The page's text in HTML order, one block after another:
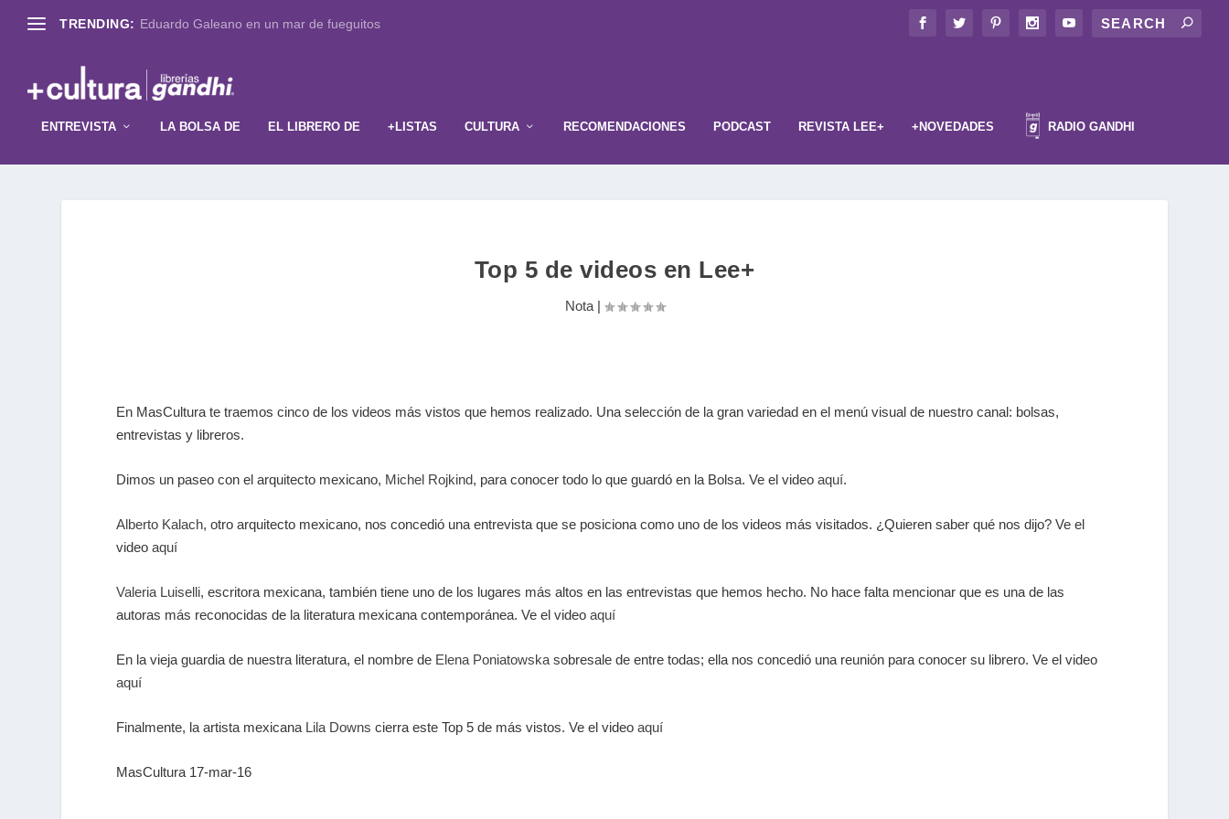
TRENDING: Eduardo Galeano en un mar de fueguitos
ENTREVISTA LA BOLSA DE EL LIBRERO DE +LISTAS CULTURA RECOMENDACIONES PODCAST REVISTA LEE+ +NOVEDADES RADIO GANDHI
Top 5 de videos en Lee+
Nota|
En MasCultura te traemos cinco de los videos más vistos que hemos realizado. Una selección de la gran variedad en el menú visual de nuestro canal: bolsas,
entrevistas y libreros.
Dimos un paseo con el arquitecto mexicano, Michel Rojkind, para conocer todo lo que guardó en la Bolsa. Ve el videoaquí.
Alberto Kalach, otro arquitecto mexicano, nos concedió una entrevista que se posiciona como uno de los videos más visitados. ¿Quieren saber qué nos dijo? Ve el
videoaquí
Valeria Luiselli, escritora mexicana, también tiene uno de los lugares más altos en las entrevistas que hemos hecho. No hace falta mencionar que es una de las
autoras más reconocidas de la literatura mexicana contemporánea. Ve el videoaquí
En la vieja guardia de nuestra literatura, el nombre de Elena Poniatowska sobresale de entre todas; ella nos concedió una reunión para conocer su librero. Ve el video
aquí
Finalmente, la artista mexicana Lila Downs cierra este Top 5 de más vistos. Ve el videoaquí
MasCultura 17-mar-16